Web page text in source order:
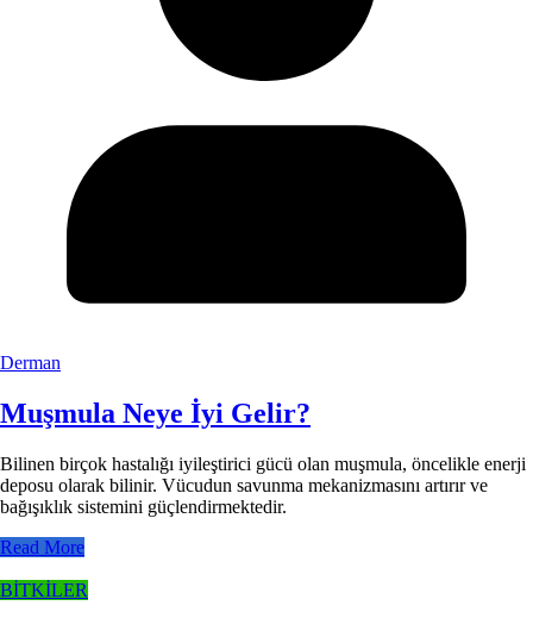
Derman
Muşmula Neye İyi Gelir?
Bilinen birçok hastalığı iyileştirici gücü olan muşmula, öncelikle enerji
deposu olarak bilinir. Vücudun savunma mekanizmasını artırır ve
bağışıklık sistemini güçlendirmektedir.
Read More
BİTKİLER